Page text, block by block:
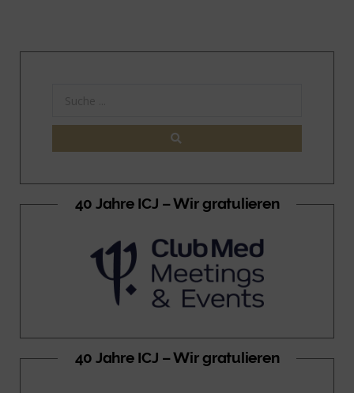
40 Jahre ICJ – Wir gratulieren
40 Jahre ICJ – Wir gratulieren